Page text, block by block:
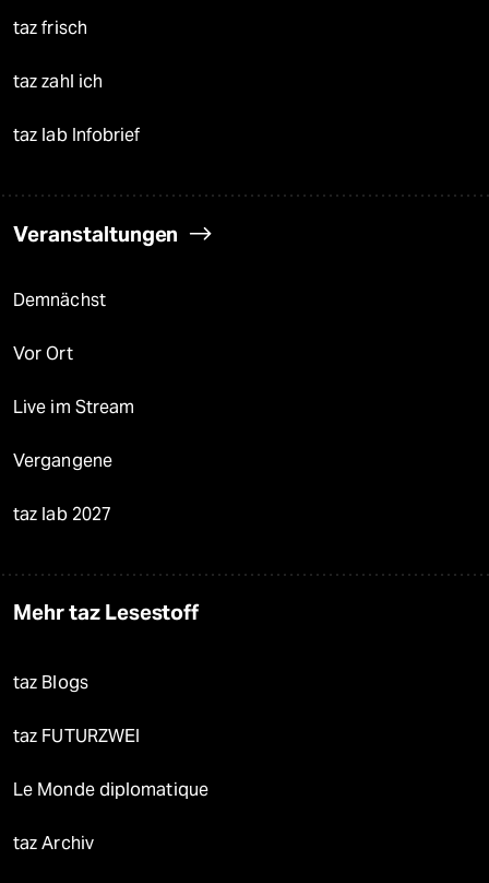
taz frisch
taz zahl ich
taz lab Infobrief
Veranstaltungen
Demnächst
Vor Ort
Live im Stream
Vergangene
taz lab 2027
Mehr taz Lesestoff
taz Blogs
taz FUTURZWEI
Le Monde diplomatique
taz Archiv